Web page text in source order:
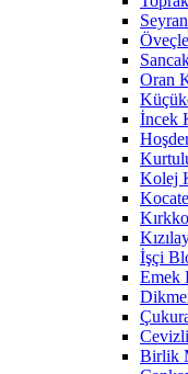
Oran
İncek
Kolej
İşçi
Emek
Birlik